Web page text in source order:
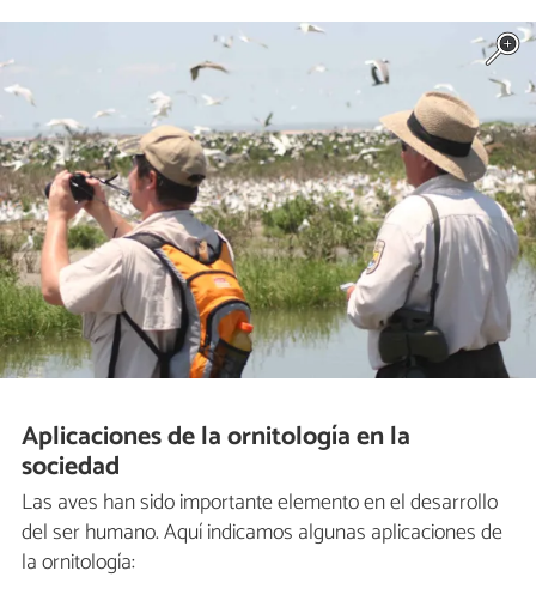
Aplicaciones de la ornitología en la
sociedad
Las aves han sido importante elemento en el desarrollo
del ser humano. Aquí indicamos algunas aplicaciones de
la ornitología: